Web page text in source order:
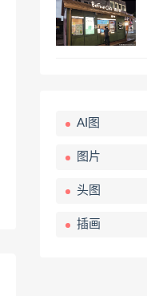
AI图
图片
头图
插画